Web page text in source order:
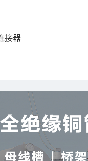
接器